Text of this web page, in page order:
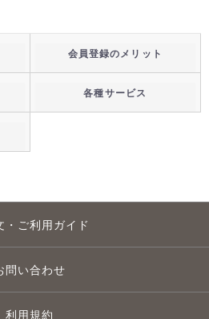
会員登録のメリット
各種サービス
・ご利用ガイド
問い合わせ
利用規約